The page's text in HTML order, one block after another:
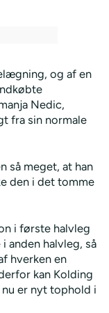
og af en
Nedic,
fra sin normale
så meget, at han
den i det tomme
i første halvleg
anden halvleg, så
hverken en
kan Kolding
er nyt tophold i